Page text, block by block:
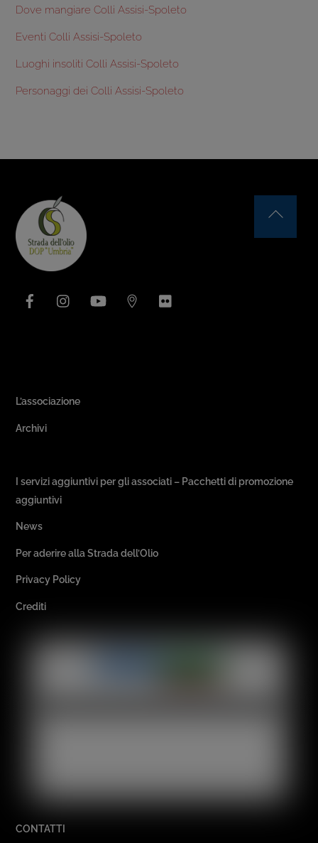
Dove mangiare Colli Assisi-Spoleto
Eventi Colli Assisi-Spoleto
Luoghi insoliti Colli Assisi-Spoleto
Personaggi dei Colli Assisi-Spoleto
YouTube
L’associazione
Archivi
I servizi aggiuntivi per gli associati – Pacchetti di promozione
aggiuntivi
News
Per aderire alla Strada dell’Olio
Privacy Policy
Crediti
CONTATTI